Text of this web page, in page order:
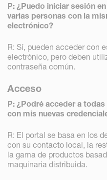
P: ¿Puedo iniciar sesión
varias personas con la
electrónico?
R: Sí, pueden acceder con
electrónico, pero deben
contraseña común.
Acceso
P: ¿Podré acceder a
con mis nuevas
R: El portal se basa en los
con su contacto local, la
la gama de productos
maquinaria distribuida.